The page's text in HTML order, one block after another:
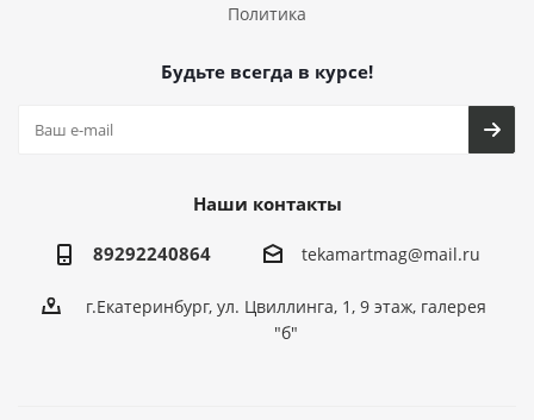
Политика
Будьте всегда в курсе!
Наши контакты
89292240864 tekamartmag@mail.ru
г.Екатеринбург, ул. Цвиллинга, 1, 9 этаж, галерея
"б"